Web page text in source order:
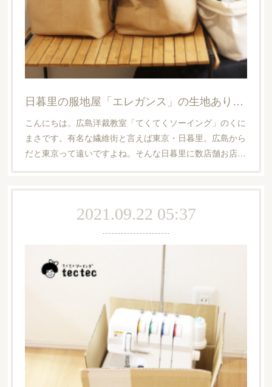
日暮里の服地屋「エレガンス」の生地あります【広島洋裁教室・てくてくソーイング】
こんにちは。広島洋裁教室「てくてくソーイング」のくに
まさです。有名な繊維街と言えば東京・日暮里。広島から
だと東京って遠いですよね。そんな日暮里に数店舗お店…
2021.09.22 05:37